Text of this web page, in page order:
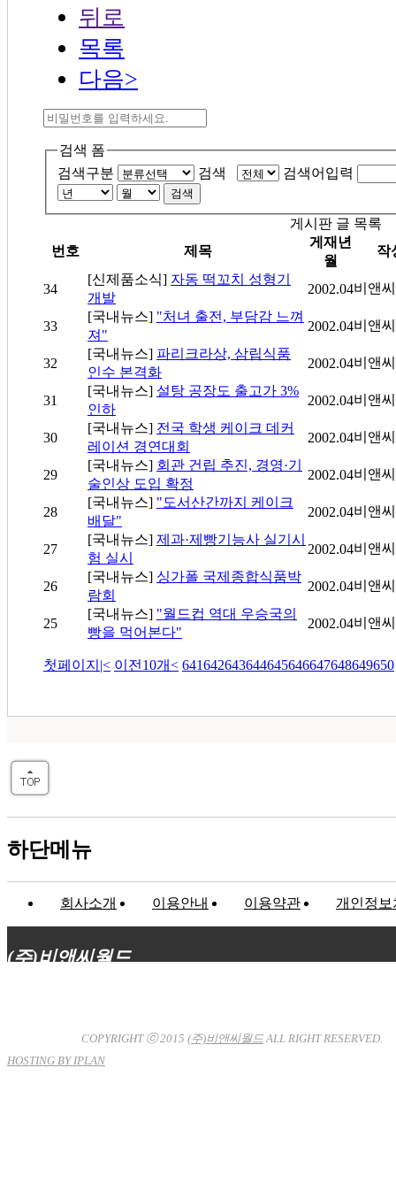
뒤로
목록
다음>
검색 폼
검색구분
검색 검색어입력
검색
게시판 글 목록
번호
제목
게재년
월
작
34
[신제품소식] 자동 떡꼬치 성형기
개발
2002.04비앤
33
[국내뉴스] "처녀 출전, 부담감 느껴
져"
2002.04비앤
32
[국내뉴스] 파리크라상, 삼립식품
인수 본격화
2002.04비앤
31
[국내뉴스] 설탕 공장도 출고가 3%
인하
2002.04비앤
30
[국내뉴스] 전국 학생 케이크 데커
레이션 경연대회
2002.04비앤
29
[국내뉴스] 회관 건립 추진, 경영·기
술인상 도입 확정
2002.04비앤
28
[국내뉴스] "도서산간까지 케이크
배달"
2002.04비앤
27
[국내뉴스] 제과·제빵기능사 실기시
험 실시
2002.04비앤
26
[국내뉴스] 싱가폴 국제종합식품박
람회
2002.04비앤
25
[국내뉴스] "월드컵 역대 우승국의
빵을 먹어본다"
2002.04비앤
첫페이지 |< 이전10개< 641642643644645646647648649650
하단메뉴
회사소개 이용안내 이용약관 개인정보
(주)비앤씨월드
COPYRIGHT ⓒ 2015 (주)비앤씨월드ALL RIGHT RESERVED.
HOSTING BY IPLAN